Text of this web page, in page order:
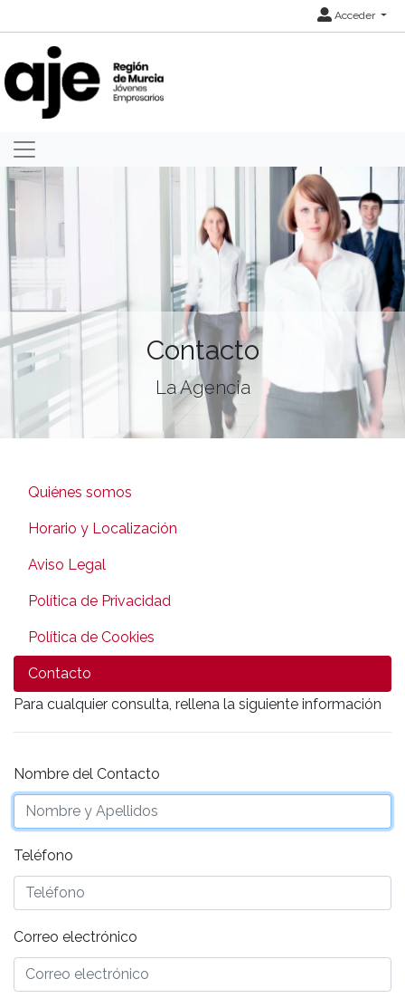
Acceder
Contacto
La Agencia
Quiénes somos
Horario y Localización
Aviso Legal
Política de Privacidad
Política de Cookies
Contacto
Para cualquier consulta, rellena la siguiente información
Nombre del Contacto
Teléfono
Correo electrónico